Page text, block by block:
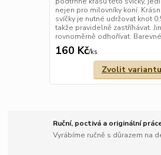
nejen pro milovníky koní.
svíčky je nutné udržovat knot
takže pravidelně zastříhávat.
rovnoměrně odhořívat.
160 Kč/ks
Zvolit variantu
Ruční, poctivá a originální
Vyrábíme ručně s důrazem na